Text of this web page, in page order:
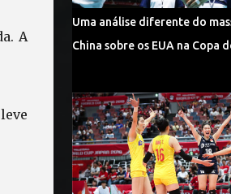
A
Uma análise diferente do
China sobre os EUA na Copa